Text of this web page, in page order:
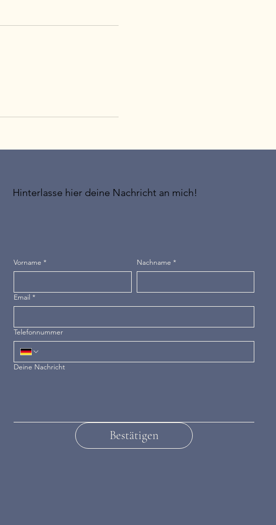
Hinterlasse hier deine Nachricht an mich!
Vorname * Nachname *
Email *
Telefonnummer
Deine Nachricht
Bestätigen